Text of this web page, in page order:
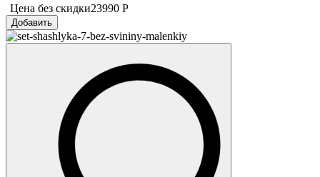
Цена без скидки23990 Р
Добавить